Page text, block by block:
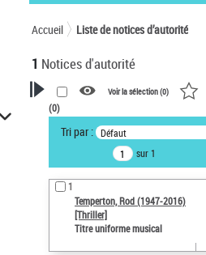
Accueil Liste de notices d’autorité
1 Notices d'autorité
VOTRE RECHERCHE
Recherche avancée dans les
notices d’autorité
Œuvres liées à l'auteur :
Temperton, Rod (1947-2016)
Auteur d’œuvre
Voir la sélection (0)
(0)
Tri par : Défaut
sur 1
1
Temperton, Rod (1947-2016)
[Thriller]
Titre uniforme musical